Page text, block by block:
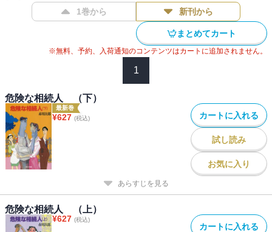
1巻から 新刊から
まとめてカート
※無料、予約、入荷通知のコンテンツはカートに追加されません。
1
危険な相続人 （下）
最新巻
¥627 (税込) カートに入れる
試し読み
お気に入り
あらすじを見る
危険な相続人 （上）
¥627 (税込)
カートに入れる